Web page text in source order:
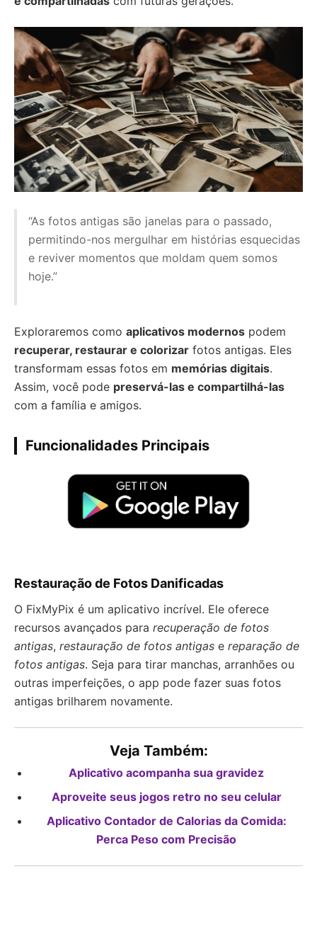
“As fotos antigas são janelas para o passado,
permitindo-nos mergulhar em histórias esquecidas
e reviver momentos que moldam quem somos
hoje.”
Exploraremos como aplicativos modernos podem
recuperar, restaurar e colorizar fotos antigas. Eles
transformam essas fotos em memórias digitais.
Assim, você pode preservá-las e compartilhá-las
com a família e amigos.
Funcionalidades Principais
Restauração de Fotos Danificadas
O FixMyPix é um aplicativo incrível. Ele oferece
recursos avançados para recuperação de fotos
antigas, restauração de fotos antigas e reparação de
fotos antigas. Seja para tirar manchas, arranhões ou
outras imperfeições, o app pode fazer suas fotos
antigas brilharem novamente.
Veja Também:
Aplicativo acompanha sua gravidez
Aproveite seus jogos retro no seu celular
Aplicativo Contador de Calorias da Comida:
Perca Peso com Precisão